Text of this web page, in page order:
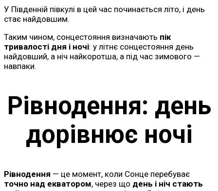
У Південній півкулі в цей час починається літо, і день
стає найдовшим.
Таким чином, сонцестояння визначають пік
тривалості дня і ночі: у літнє сонцестояння день
найдовший, а ніч найкоротша, а під час зимового —
навпаки.
Рівнодення: день
дорівнює ночі
Рівнодення — це момент, коли Сонце перебуває
точно над екватором, через що день і ніч стають